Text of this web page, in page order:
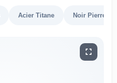
Acier Titane Noir Pierre